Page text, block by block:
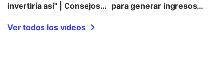
invertiría así" | Consejos
Ramón Rallo, Richard
para generar ingresos
Ver todos los vídeos